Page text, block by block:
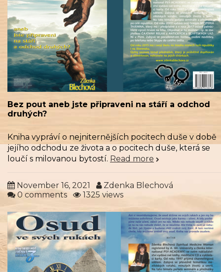
Bez pout aneb jste připraveni na stáří a odchod
druhých?
Kniha vypráví o nejniternějších pocitech duše v době
jejího odchodu ze života a o pocitech duše, která se
loučí s milovanou bytostí. Read more
November 16, 2021
Zdenka Blechová
0 comments
1325 views